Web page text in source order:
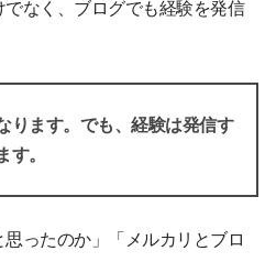
なく、ブログでも経験を発信
ります。でも、経験は発信す
す。
思ったのか」「メルカリとブロ